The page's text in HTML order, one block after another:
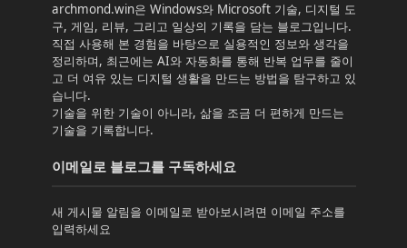
archmond.win은 Windows와 Microsoft 기술, 디지털 도
구, 게임, 리뷰, 그리고 일상의 기록을 담는 블로그입니다.
직접 사용해 본 경험을 바탕으로 실용적인 정보와 생각을
정리하며, 최근에는 AI와 자동화를 통해 반복 업무를 줄이
고 더 여유 있는 디지털 생활을 만드는 방법을 탐구하고 있
습니다.
기술을 위한 기술이 아니라, 삶을 조금 더 편하게 만드는
기술을 기록합니다.
이메일로 블로그를 구독하세요
새 게시물 알림을 이메일로 받아보시려면 이메일 주소를
입력하세요